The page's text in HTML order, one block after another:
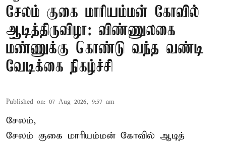
சேலம் குகை மாரியம்மன் கோவில்
ஆடித்திருவிழா: விண்ணுலகை
மண்ணுக்கு கொண்டு வந்த வண்டி
வேடிக்கை நிகழ்ச்சி
Published on: 07 Aug 2026, 9:57 am
சேலம்,
சேலம் குகை மாரியம்மன் கோவில் ஆடித்